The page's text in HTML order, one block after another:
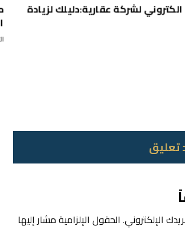
لشركة عقارية:دليلك لزيادة
تعليق
الإلكتروني. الحقول الإلزامية مشار إليها